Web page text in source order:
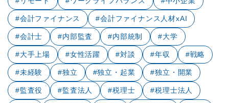
#会計ファイナンス #会計ファイナンス人材xAI
#会計士 #内部監査 #内部統制 #大学
#大手上場 #女性活躍 #対談 #年収 #戦略
#未経験 #独立 #独立・起業 #独立・開業
#監査役 #監査法人 #税理士 #税理士法人